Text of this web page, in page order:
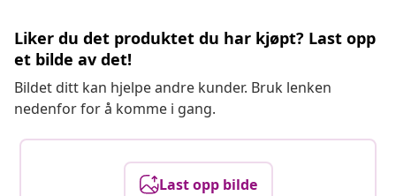
Liker du det produktet du har kjøpt? Last opp
et bilde av det!
Bildet ditt kan hjelpe andre kunder. Bruk lenken
nedenfor for å komme i gang.
Last opp bilde